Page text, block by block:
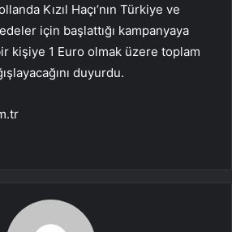
Kızıl Haçı’nın Türkiye ve
için başlattığı kampanyaya
kişiye 1 Euro olmak üzere toplam
duyurdu.